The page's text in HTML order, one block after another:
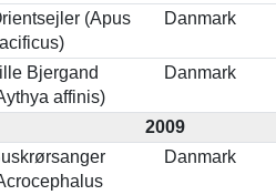
(Apus
Danmark
Bjergand
affinis)
Danmark
2009
Danmark